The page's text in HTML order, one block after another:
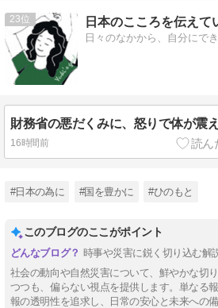
23 日本のこころを伝えて
日々のなかから、自分にで
財務省の悪だくみに、怒りで体が震
16時間前
#日本の為に #国を豊かに #ひのもと
このブログのここがポイント
時事や災害に鋭く切り込む解
社会の動向や自然災害について、鮮やかな切
つつも、偏らない視点を提供します。単なる
報の透明性を追求し、日常の安心と未来への